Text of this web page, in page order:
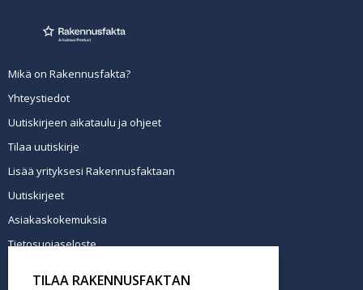
Mikä on Rakennusfakta?
Yhteystiedot
Uutiskirjeen aikataulu ja ohjeet
Tilaa uutiskirje
Lisää yrityksesi Rakennusfaktaan
Uutiskirjeet
Asiakaskokemuksia
Tietosuojaseloste
TILAA RAKENNUSFAKTAN